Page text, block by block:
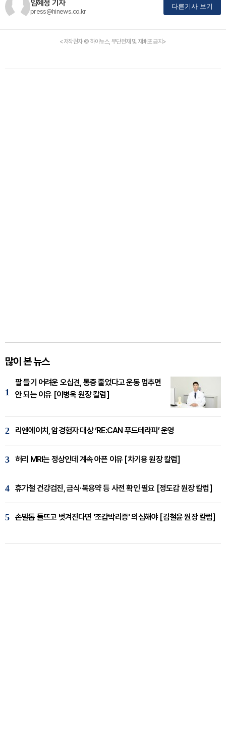
임혜정 기자
press@hinews.co.kr
다른기사 보기
<저작권자 © 하이뉴스, 무단전재 및 재배포 금지>
많이 본 뉴스
1
팔 들기 어려운 오십견, 통증 줄었다고 운동 멈추면
안 되는 이유 [이병욱 원장 칼럼]
2 리엔에이치, 암경험자 대상 ‘RE:CAN 푸드테라피’ 운영
3 허리 MRI는 정상인데 계속 아픈 이유 [차기용 원장 칼럼]
4 휴가철 건강검진, 금식·복용약 등 사전 확인 필요 [정도감 원장 칼럼]
5 손발톱 들뜨고 벗겨진다면 '조갑박리증' 의심해야 [김철윤 원장 칼럼]